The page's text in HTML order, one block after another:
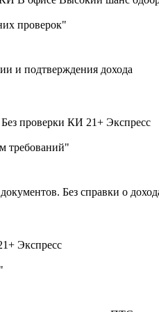
проверок"
и подтверждения дохода
Без проверки КИ 21+ Экспресс
требований"
Без справки о
Экспресс